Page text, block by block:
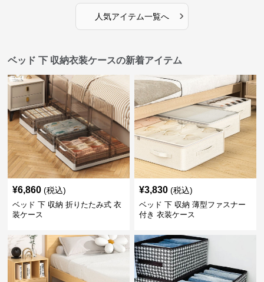
人気アイテム一覧へ ›
ベッド 下 収納衣装ケースの新着アイテム
¥6,860 (税込)
ベッド 下 収納 折りたたみ式 衣
装ケース
¥3,830 (税込)
ベッド 下 収納 薄型ファスナー
付き 衣装ケース